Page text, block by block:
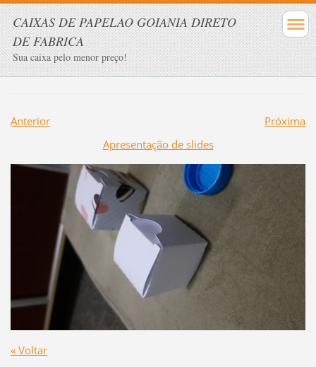
CAIXAS DE PAPELAO GOIANIA DIRETO
DE FABRICA
Sua caixa pelo menor preço!
Anterior
Próxima
Apresentação de slides
« Voltar